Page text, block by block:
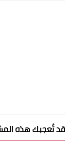
قد تُعجبك هذه